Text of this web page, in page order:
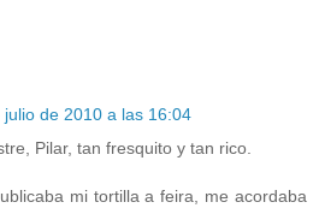
julio de 2010 a las 16:04
Pilar, tan fresquito y tan rico.
mi tortilla a feira, me acordaba